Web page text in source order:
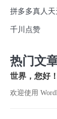
拼多多真人
千川点赞
热门文
世界，您好！
欢迎使用